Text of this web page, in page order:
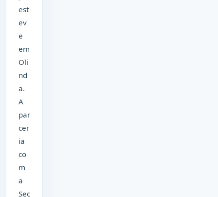
est
ev
e
em
Oli
nd
a.
A
par
cer
ia
co
m
a
Sec